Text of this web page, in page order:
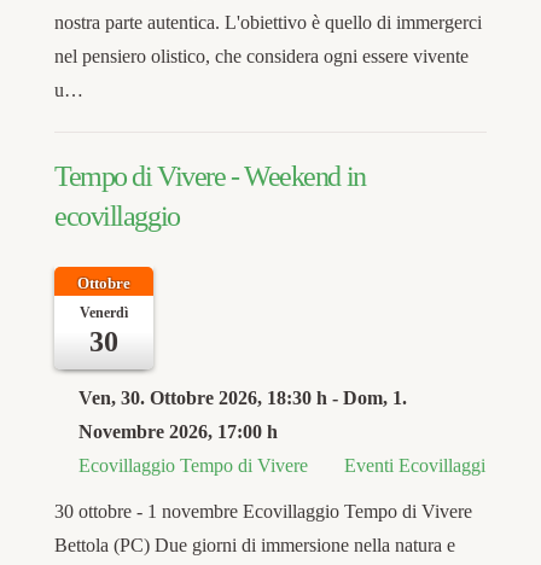
nostra parte autentica. L'obiettivo è quello di immergerci
nel pensiero olistico, che considera ogni essere vivente
u…
Tempo di Vivere - Weekend in
ecovillaggio
Ottobre
Venerdì
30
Ven, 30. Ottobre 2026, 18:30 h - Dom, 1.
Novembre 2026, 17:00 h
Ecovillaggio Tempo di Vivere
Eventi Ecovillaggi
30 ottobre - 1 novembre Ecovillaggio Tempo di Vivere
Bettola (PC) Due giorni di immersione nella natura e